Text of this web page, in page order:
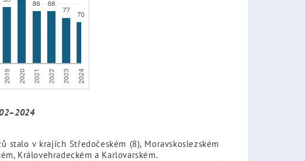
v krajích Středočeském (8), Moravskoslezském
Královehradeckém a Karlovarském.